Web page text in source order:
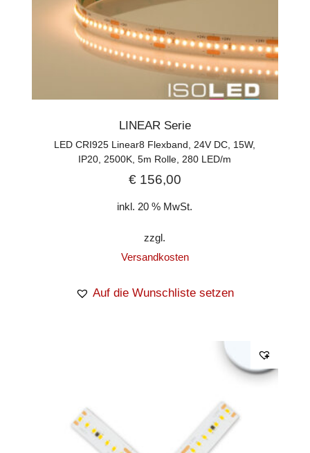
LINEAR Serie
LED CRI925 Linear8 Flexband, 24V DC, 15W,
IP20, 2500K, 5m Rolle, 280 LED/m
€156,00
inkl. 20 % MwSt.
zzgl.
Versandkosten
Auf die Wunschliste setzen